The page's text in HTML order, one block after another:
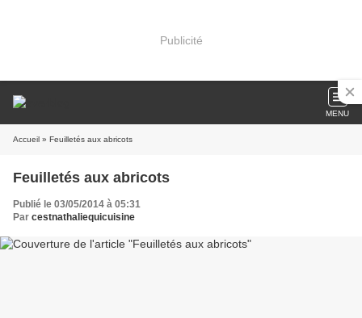
Publicité
MENU
Accueil » Feuilletés aux abricots
Feuilletés aux abricots
Publié le 03/05/2014 à 05:31
Par cestnathaliequicuisine